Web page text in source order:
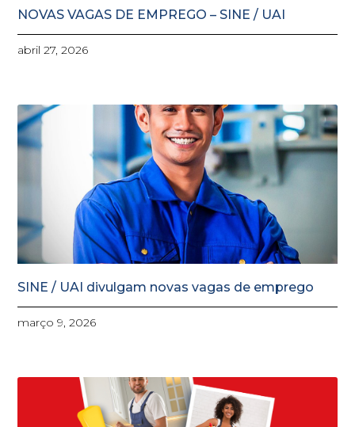
NOVAS VAGAS DE EMPREGO – SINE / UAI
abril 27, 2026
SINE / UAI divulgam novas vagas de emprego
março 9, 2026